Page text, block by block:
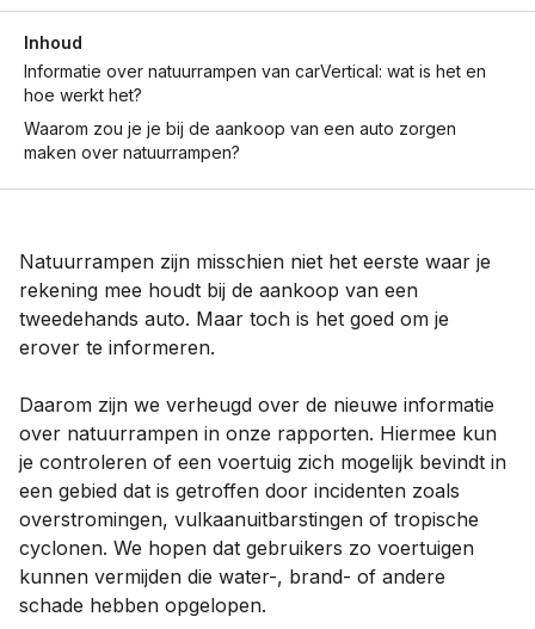
Inhoud
Informatie over natuurrampen van carVertical: wat is het en
hoe werkt het?
Waarom zou je je bij de aankoop van een auto zorgen
maken over natuurrampen?
Natuurrampen zijn misschien niet het eerste waar je
rekening mee houdt bij de aankoop van een
tweedehands auto. Maar toch is het goed om je
erover te informeren.
Daarom zijn we verheugd over de nieuwe informatie
over natuurrampen in onze rapporten. Hiermee kun
je controleren of een voertuig zich mogelijk bevindt in
een gebied dat is getroffen door incidenten zoals
overstromingen, vulkaanuitbarstingen of tropische
cyclonen. We hopen dat gebruikers zo voertuigen
kunnen vermijden die water-, brand- of andere
schade hebben opgelopen.